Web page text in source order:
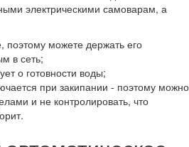
электрическими самоварам, а
поэтому можете держать его
в сеть;
о готовности воды;
при закипании - поэтому можно
и не контролировать, что